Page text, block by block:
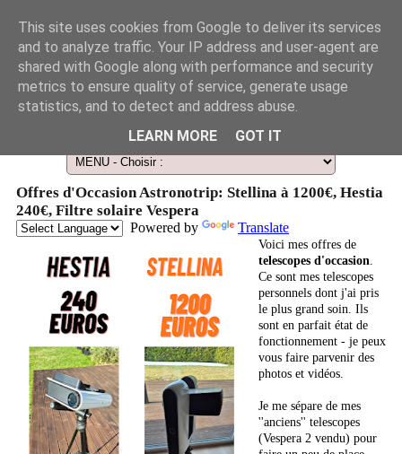
Le Guide des Smart Télescopes et de l'Astronomie amateur
Offres d'Occasion Astronotrip: Stellina à 1200€, Hestia
240€, Filtre solaire Vespera
Powered by Translate
Voici mes offres de
telescopes d'occasion.
Ce sont mes telescopes
personnels dont j'ai pris
le plus grand soin. Ils
sont en parfait état de
fonctionnement - je peux
vous faire parvenir des
photos et vidéos.
Je me sépare de mes
''anciens'' telescopes
(Vespera 2 vendu) pour
This site uses cookies from Google to deliver its services
and to analyze traffic. Your IP address and user-agent are
shared with Google along with performance and security
metrics to ensure quality of service, generate usage
statistics, and to detect and address abuse.
LEARN MORE
GOT IT